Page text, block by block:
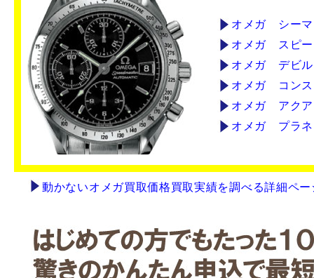
オメガ シー
オメガ スピ
オメガ デビ
オメガ コン
オメガ アク
オメガ プラ
動かないオメガ買取価格買取実績を調べる詳細ペ